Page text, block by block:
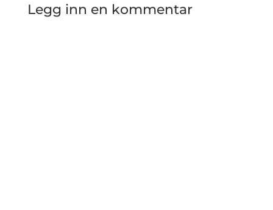
Legg inn en kommentar